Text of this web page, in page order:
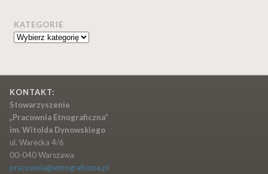
KATEGORIE
Kategorie
KONTAKT:
Stowarzyszenie
„Pracownia Etnograficzna”
im. Witolda Dynowskiego
ul. Warecka 4/6
00-040 Warszawa
pracownia@etnograficzna.pl